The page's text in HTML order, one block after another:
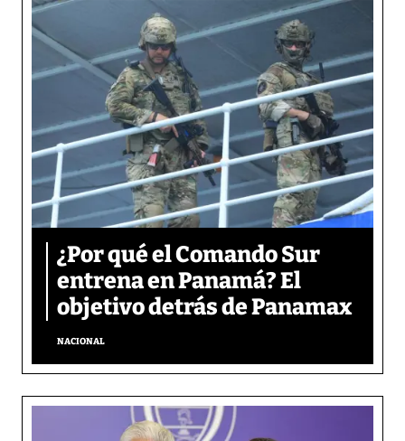
¿Por qué el Comando Sur
entrena en Panamá? El
objetivo detrás de Panamax
NACIONAL